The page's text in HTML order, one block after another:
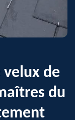
velux de
du